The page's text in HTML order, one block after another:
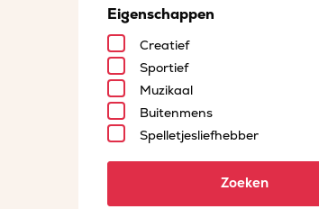
Eigenschappen
Creatief
Sportief
Muzikaal
Buitenmens
Spelletjesliefhebber
Zoeken